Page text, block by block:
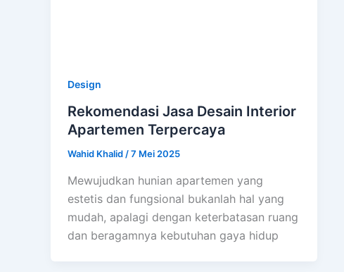
Design
Rekomendasi Jasa Desain Interior
Apartemen Terpercaya
Wahid Khalid /7 Mei 2025
Mewujudkan hunian apartemen yang
estetis dan fungsional bukanlah hal yang
mudah, apalagi dengan keterbatasan ruang
dan beragamnya kebutuhan gaya hidup